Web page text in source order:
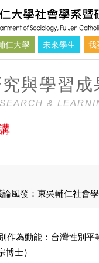
仁大學 未來學生 我
與學習成
&
論風發：東吳輔仁社會
作為動能：台灣性別
博士）